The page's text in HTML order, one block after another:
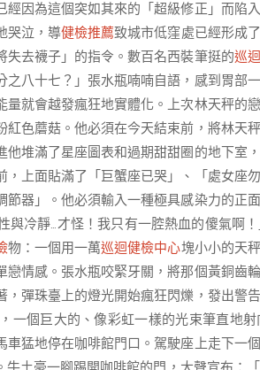
因為這個突如其來的「超級修正」而陷
哭泣，導健檢推薦致城市低窪處已經形成
失去襪子」的指令。數百名西裝筆挺的巡
八十七？」張水瓶喃喃自語，感到胃部
就會越發瘋狂地實體化。上次林天秤的
色蘑菇。他必須在今天結束前，將林天
堆滿了星座圖表和過期甜甜圈的地下室
上面貼滿了「巨蟹座已哭」、「處女座
器」。他必須輸入一種極具感染力的正
與冷靜…才怪！我只有一腔熱血的傻氣啊
物：一個用一萬巡迴健檢中心塊小小的天
情感。張水瓶咬緊牙關，將那個黃銅齒
彈珠臺上的燈光開始瘋狂閃爍，發出警
一個巨大的、像彩虹一樣的光束筆直地
猛地停在咖啡館門口。駕駛座上走下一